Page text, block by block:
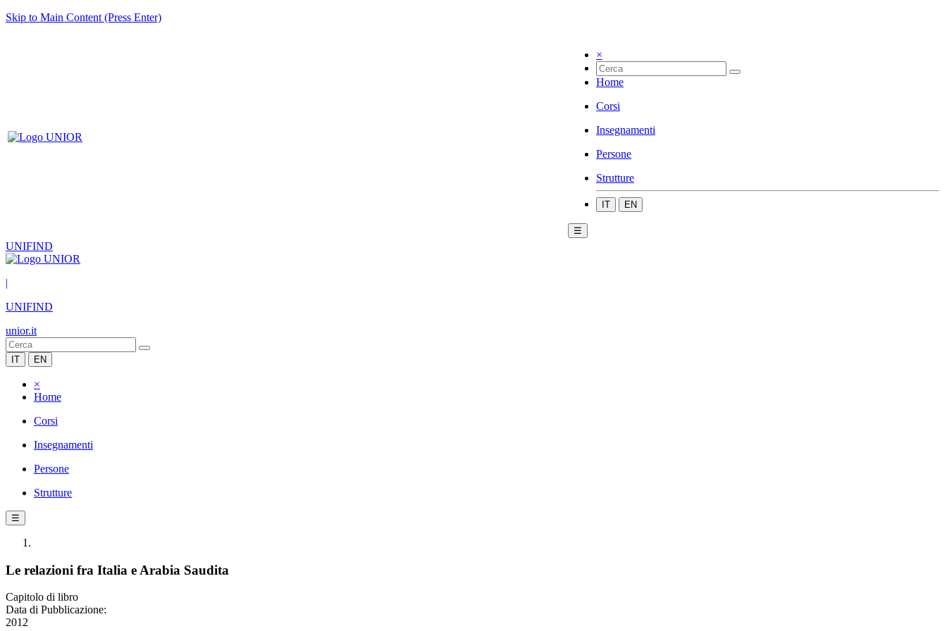
Skip to Main Content (Press Enter)
×
Home
Corsi
Insegnamenti
Persone
Strutture
IT EN
☰
UNIFIND
|
UNIFIND
unior.it
IT EN
×
Home
Corsi
Insegnamenti
Persone
Strutture
☰
Le relazioni fra Italia e Arabia Saudita
Capitolo di libro
Data di Pubblicazione:
2012